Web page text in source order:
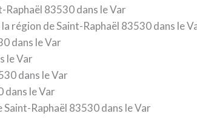
83530 dans le Var
région de Saint-Raphaël 83530 dans le
dans le Var
le Var
dans le Var
dans le Var
Raphaël 83530 dans le Var